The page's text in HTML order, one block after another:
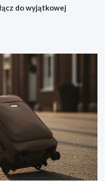
do wyjątkowej